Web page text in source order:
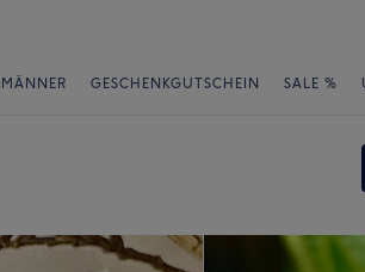
MÄNNER GESCHENKGUTSCHEIN SALE %